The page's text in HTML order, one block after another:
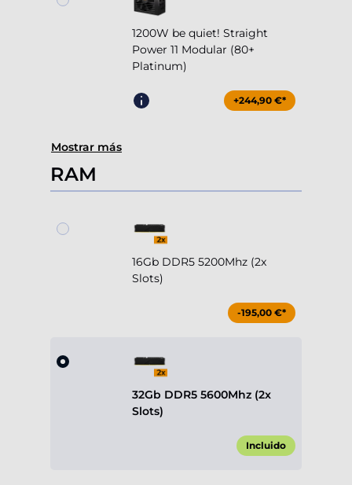
1200W be quiet! Straight
Power 11 Modular (80+
Platinum)
+244,90 €*
Mostrar más
RAM
16Gb DDR5 5200Mhz (2x
Slots)
-195,00 €*
32Gb DDR5 5600Mhz (2x
Slots)
Incluido